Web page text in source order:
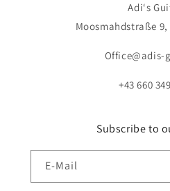
Adi‘s
Moosmahdstraße
+43 660
Subscribe to
E-Mail